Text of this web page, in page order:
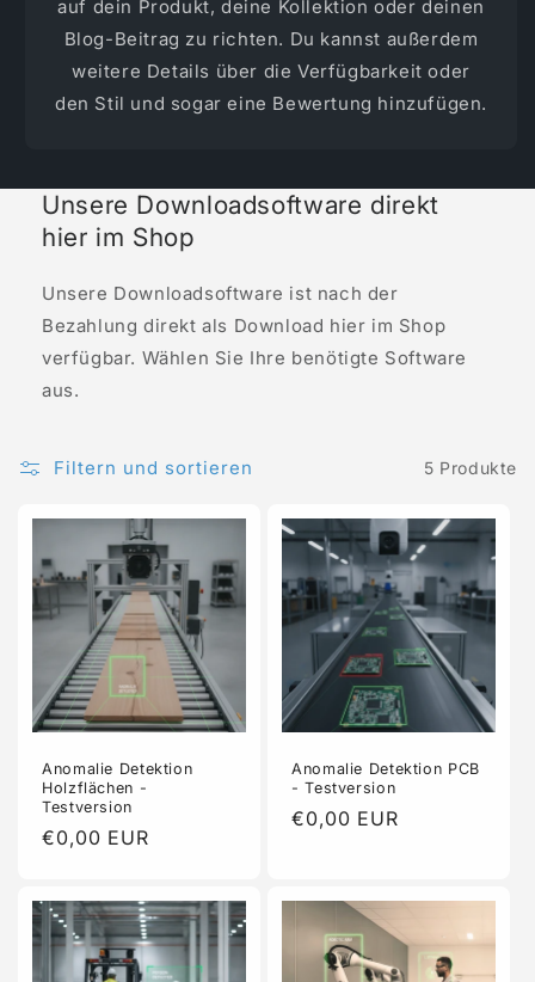
auf dein Produkt, deine Kollektion oder deinen
Blog-Beitrag zu richten. Du kannst außerdem
weitere Details über die Verfügbarkeit oder
den Stil und sogar eine Bewertung hinzufügen.
Unsere Downloadsoftware direkt
hier im Shop
Unsere Downloadsoftware ist nach der
Bezahlung direkt als Download hier im Shop
verfügbar. Wählen Sie Ihre benötigte Software
aus.
Filtern und sortieren 5 Produkte
Anomalie Detektion
Holzflächen -
Testversion
Normaler
€0,00 EUR
Anomalie Detektion PCB
- Testversion
Normaler
€0,00 EUR